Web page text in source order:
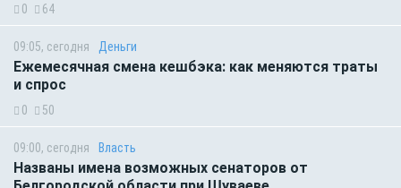
0 64
09:05, сегодня Деньги
Ежемесячная смена кешбэка: как меняются траты
и спрос
0 50
09:00, сегодня Власть
Названы имена возможных сенаторов от